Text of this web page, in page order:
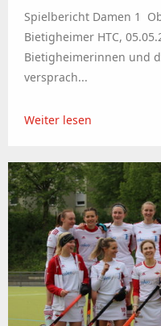
Spielbericht Damen 1
Bietigheimer HTC,
Bietigheimerinnen und
versprach...
Weiter lesen